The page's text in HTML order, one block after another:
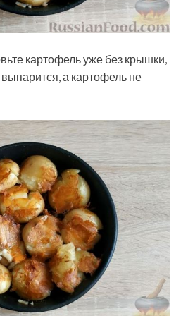
картофель уже без крышки,
а картофель не